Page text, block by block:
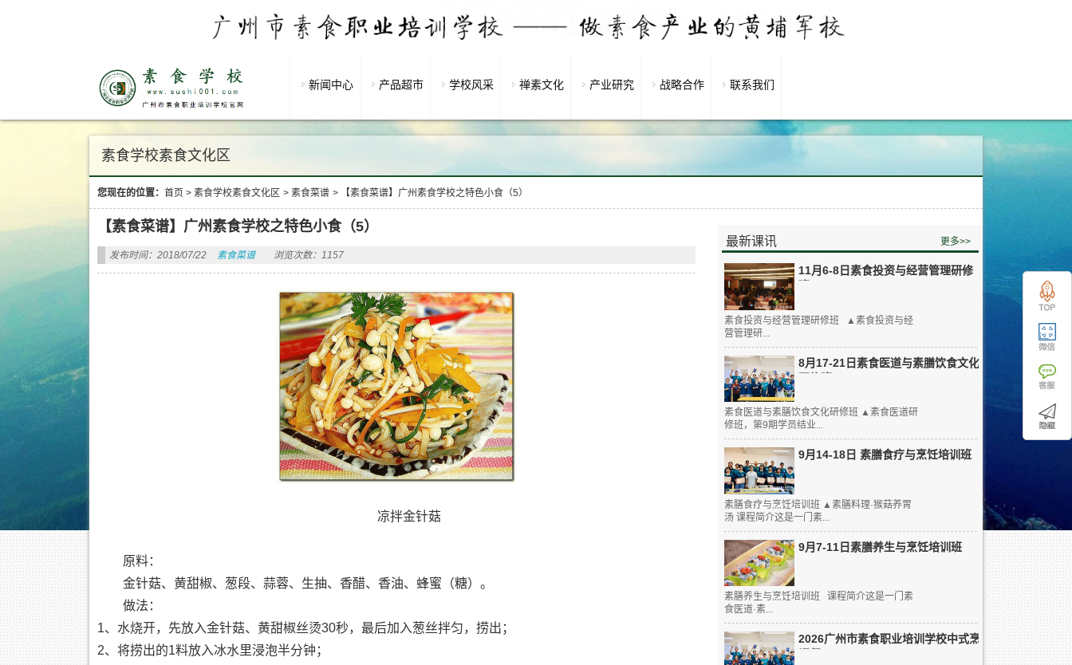
新闻中心 产品超市 学校风采 禅素文化 产业研究 战略合作 联系我们
素食学校素食文化区
您现在的位置： 首页 > 素食学校素食文化区 > 素食菜谱 > 【素食菜谱】广州素食学校之特色小食（5）
最新课讯 更多>>
11月6-8日素食投资与经营管理研修
素食投资与经营管理研修班 ▲素食投资与经
营管理研...
8月17-21日素食医道与素膳饮食文化
研修班
素食医道与素膳饮食文化研修班 ▲素食医道研
修班，第9期学员结业...
9月14-18日 素膳食疗与烹饪培训班
素膳食疗与烹饪培训班 ▲素膳料理·猴菇养胃
汤 课程简介这是一门素...
9月7-11日素膳养生与烹饪培训班
素膳养生与烹饪培训班 课程简介这是一门素
食医道·素...
2026广州市素食职业培训学校中式烹
【素食菜谱】广州素食学校之特色小食（5）
发布时间：2018/07/22 素食菜谱 浏览次数：1157
凉拌金针菇
原料：
金针菇、黄甜椒、葱段、蒜蓉、生抽、香醋、香油、蜂蜜（糖）。
做法：
1、水烧开，先放入金针菇、黄甜椒丝烫30秒，最后加入葱丝拌匀，捞出；
2、将捞出的1料放入冰水里浸泡半分钟；